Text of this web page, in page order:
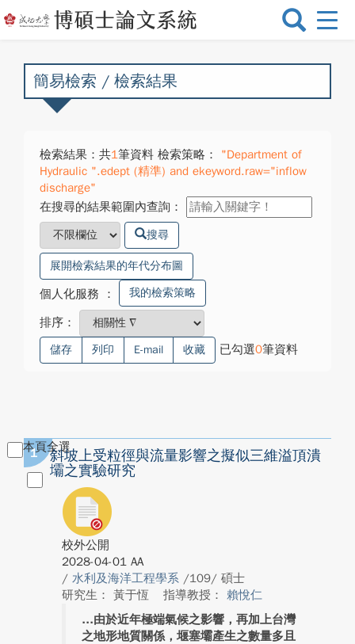
選
換
簡易檢索 / 檢索結果
檢索結果：共1筆資料 檢索策略：
"Department of
Hydraulic ".edept (精準) and ekeyword.raw="inflow
discharge"
在搜尋的結果範圍內查詢：
搜尋
展開檢索結果的年代分布圖
個人化服務 ： 我的檢索策略
排序：
儲存 列印 E-mail 收藏 已勾選0筆資料
本頁全選
1
斜坡上受粒徑與流量影響之擬似三維溢頂潰
壩之實驗研究
校外公開
2028-04-01 AA
/ 水利及海洋工程學系 /109/ 碩士
研究生： 黃于恆
指導教授： 賴悅仁
由於近年極端氣候之影響，再加上台灣
之地形地質關係，堰塞壩產生之數量多且